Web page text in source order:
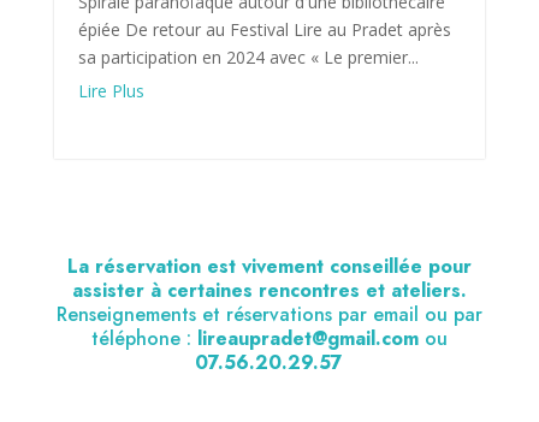
épiée De retour au Festival Lire au Pradet après
sa participation en 2024 avec « Le premier...
Lire Plus
La réservation est vivement conseillée pour
assister à certaines rencontres et ateliers.
Renseignements et réservations par email ou par
téléphone : lireaupradet@gmail.comou
07.56.20.29.57